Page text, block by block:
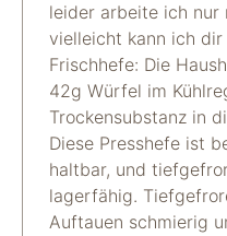
leider arbeite ich
vielleicht kann ich
Frischhefe: Die
42g Würfel im
Trockensubstanz in
Diese Presshefe ist
haltbar, und
lagerfähig.
Auftauen schmierig